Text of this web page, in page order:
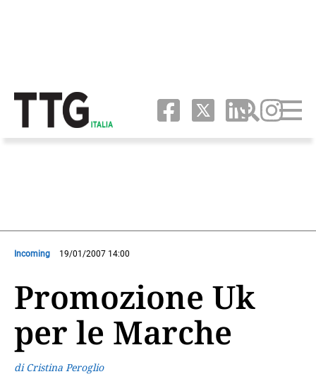
Incoming 19/01/2007 14:00
Promozione Uk
per le Marche
di Cristina Peroglio